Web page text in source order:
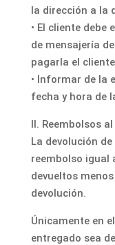
la dirección a la
• El cliente debe
de mensajería
pagarla el
• Informar de la
fecha y hora de
II. Reembolsos al
La devolución
reembolso igual
devueltos
devolución.
Únicamente en
entregado sea